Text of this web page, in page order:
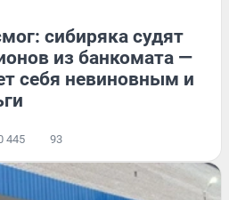
сибиряка судят
из банкомата —
себя невиновным и
445 93